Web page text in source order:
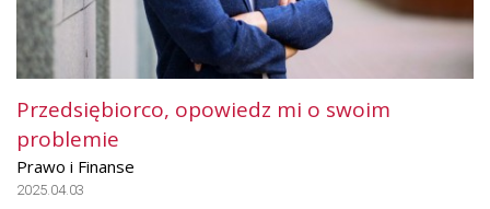
Przedsiębiorco, opowiedz mi o swoim
problemie
Prawo i Finanse
2025.04.03